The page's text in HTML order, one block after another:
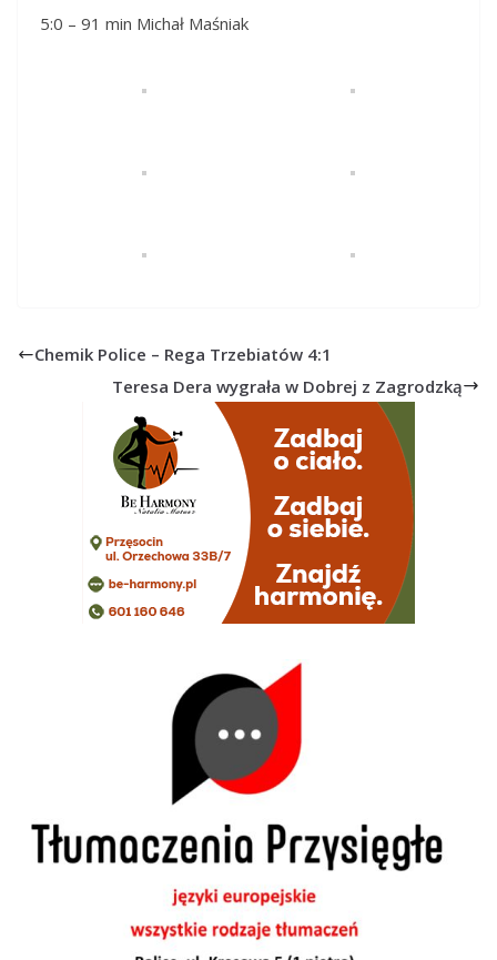
5:0 – 91 min Michał Maśniak
Chemik Police – Rega Trzebiatów 4:1
Teresa Dera wygrała w Dobrej z Zagrodzką